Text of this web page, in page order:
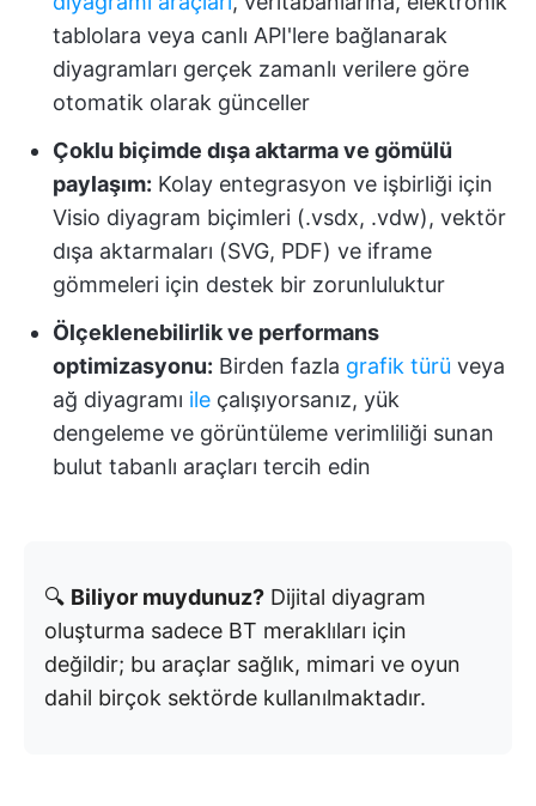
tablolara veya canlı API'lere bağlanarak
diyagramları gerçek zamanlı verilere göre
otomatik olarak günceller
Çoklu biçimde dışa aktarma ve gömülü
paylaşım: Kolay entegrasyon ve işbirliği için
Visio diyagram biçimleri (.vsdx, .vdw), vektör
dışa aktarmaları (SVG, PDF) ve iframe
gömmeleri için destek bir zorunluluktur
Ölçeklenebilirlik ve performans
optimizasyonu: Birden fazla grafik türü veya
ağ diyagramı ile çalışıyorsanız, yük
dengeleme ve görüntüleme verimliliği sunan
bulut tabanlı araçları tercih edin
🔍 Biliyor muydunuz? Dijital diyagram
oluşturma sadece BT meraklıları için
değildir; bu araçlar sağlık, mimari ve oyun
dahil birçok sektörde kullanılmaktadır.